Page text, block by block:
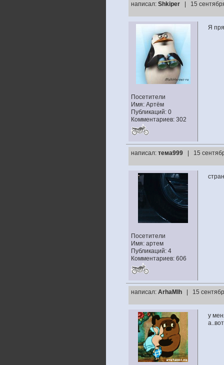
написал: Shkiper | 15
Посетители
Имя: Артём
Публикаций: 0
Комментариев: 302
Я
написал: тема999 | 15
Посетители
Имя: артем
Публикаций: 4
Комментариев: 606
написал: ArhaMIh | 15
у